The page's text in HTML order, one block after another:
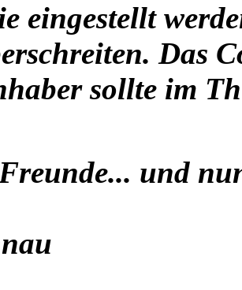
eingestellt
Das
sollte im
und